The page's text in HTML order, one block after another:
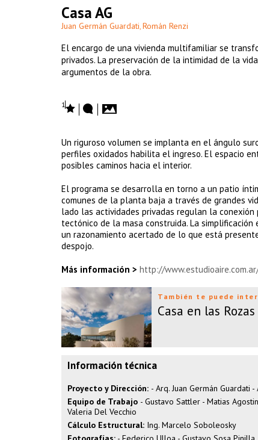
Casa AG
Juan Germán Guardati, Román Renzi
El encargo de una vivienda multifamiliar se
privados. La preservación de la intimidad de la
argumentos de la obra.
1
Un riguroso volumen se implanta en el ángulo
perfiles oxidados habilita el ingreso. El espacio
posibles caminos hacia el interior.
El programa se desarrolla en torno a un patio
comunes de la planta baja a través de grandes
lado las actividades privadas regulan la
tectónico de la masa construida. La
un razonamiento acertado de lo que está
despojo.
Más información > http://
También te puede
Casa en las Rozas
Información técnica
Proyecto y Dirección: - Arq. Juan Germán Guardati -
Equipo de Trabajo - Gustavo Sattler - Matias
Valeria Del Vecchio
Cálculo Estructural: Ing. Marcelo Soboleosky